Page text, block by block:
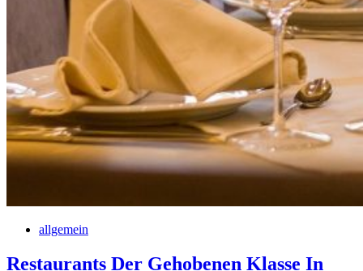
allgemein
Restaurants Der Gehobenen Klasse In